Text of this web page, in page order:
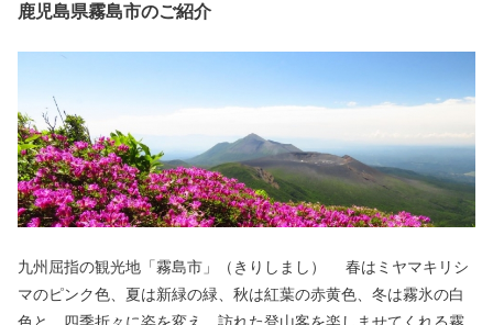
鹿児島県霧島市のご紹介
九州屈指の観光地「霧島市」（きりしまし） 春はミヤマキリシ
マのピンク色、夏は新緑の緑、秋は紅葉の赤黄色、冬は霧氷の白